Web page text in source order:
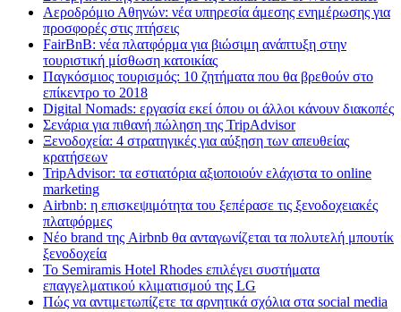
Aεροδρόμιο Αθηνών: νέα υπηρεσία άμεσης ενημέρωσης για
προσφορές στις πτήσεις
FairBnB: νέα πλατφόρμα για βιώσιμη ανάπτυξη στην
τουριστική μίσθωση κατοικίας
Παγκόσμιος τουρισμός: 10 ζητήματα που θα βρεθούν στο
επίκεντρο το 2018
Digital Nomads: εργασία εκεί όπου οι άλλοι κάνουν διακοπές
Σενάρια για πιθανή πώληση της TripAdvisor
Ξενοδοχεία: 4 στρατηγικές για αύξηση των απευθείας
κρατήσεων
TripAdvisor: τα εστιατόρια αξιοποιούν ελάχιστα το online
marketing
Airbnb: η επισκεψιμότητα του ξεπέρασε τις ξενοδοχειακές
πλατφόρμες
Nέο brand της Airbnb θα ανταγωνίζεται τα πολυτελή μπουτίκ
ξενοδοχεία
Το Semiramis Hotel Rhodes επιλέγει συστήματα
επαγγελματικού κλιματισμού της LG
Πώς να αντιμετωπίζετε τα αρνητικά σχόλια στα social media